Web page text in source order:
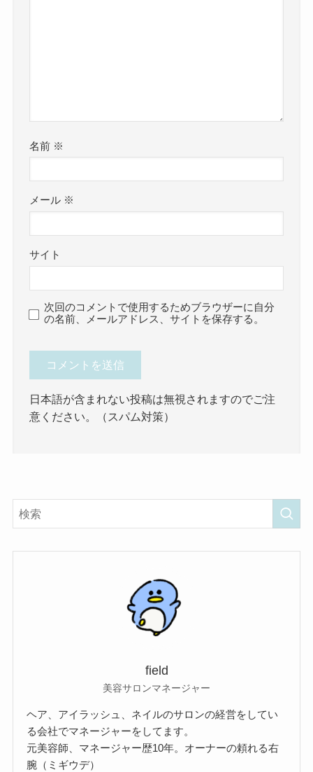
名前 ※
メール ※
サイト
次回のコメントで使用するためブラウザーに自分
の名前、メールアドレス、サイトを保存する。
日本語が含まれない投稿は無視されますのでご注
意ください。（スパム対策）
field
美容サロンマネージャー
ヘア、アイラッシュ、ネイルのサロンの経営をしてい
る会社でマネージャーをしてます。
元美容師、マネージャー歴10年。オーナーの頼れる右
腕（ミギウデ）